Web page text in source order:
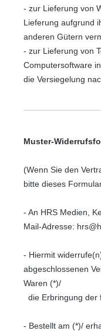
- zur Lieferung von
Lieferung aufgrund
anderen Gütern
- zur Lieferung von
Computersoftware
die Versiegelung
Muster-
(Wenn Sie den
bitte dieses
- An HRS Medien,
Mail-Adresse:
- Hiermit
abgeschlossenen
Waren (*)/
die Erbringung der
- Bestellt am (*)/